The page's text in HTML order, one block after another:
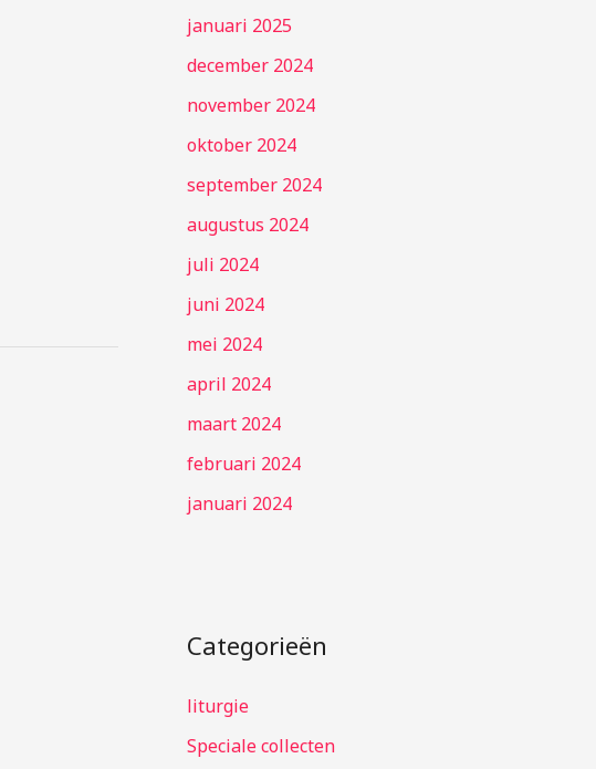
januari 2025
december 2024
november 2024
oktober 2024
september 2024
augustus 2024
juli 2024
juni 2024
mei 2024
april 2024
maart 2024
februari 2024
januari 2024
Categorieën
liturgie
Speciale collecten